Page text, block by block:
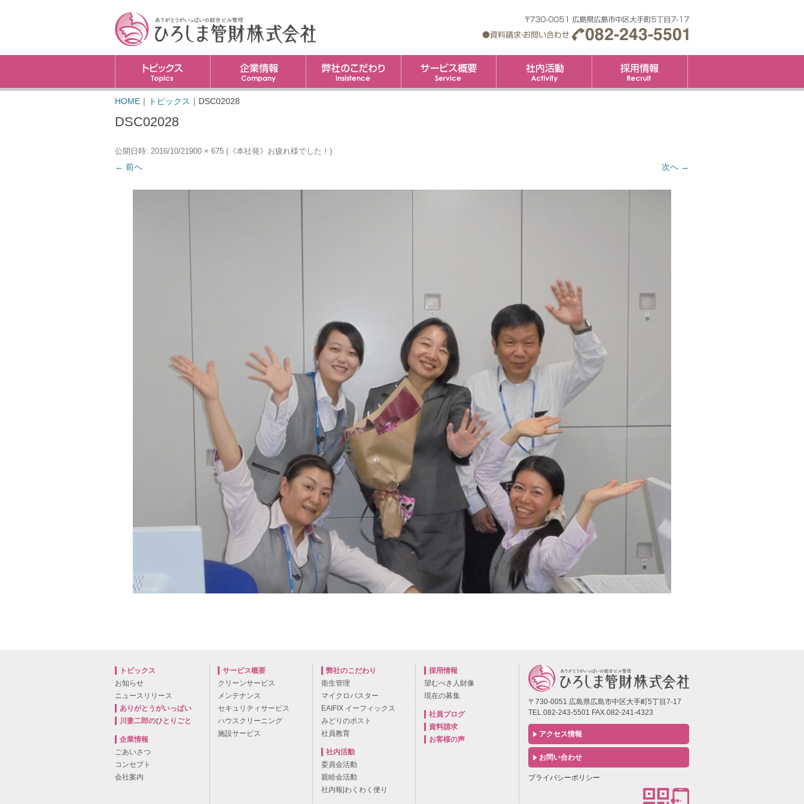
ツ
企業情報 社内活動 採用情報
HOME ｜ トピックス ｜ DSC02028
DSC02028
公開日時: 2016/10/21900 × 675 ( 《本社発》お疲れ様でした！ )
← 前へ 次へ →
トピックス
お知らせ
ニュースリリース
ありがとうがいっぱい
川妻二郎のひとりごと
企業情報
ごあいさつ
コンセプト
会社案内
サービス概要
クリーンサービス
メンテナンス
セキュリティサービス
ハウスクリーニング
施設サービス
弊社のこだわり
衛生管理
マイクロバスター
EAIFIX イーフィックス
みどりのポスト
社員教育
社内活動
委員会活動
親睦会活動
社内報|わくわく便り
採用情報
望むべき人財像
現在の募集
社員ブログ
資料請求
お客様の声
〒730-0051 広島県広島市中区大手町5丁目7-17
TEL.082-243-5501 FAX.082-241-4323
アクセス情報
お問い合わせ
プライバシーポリシー